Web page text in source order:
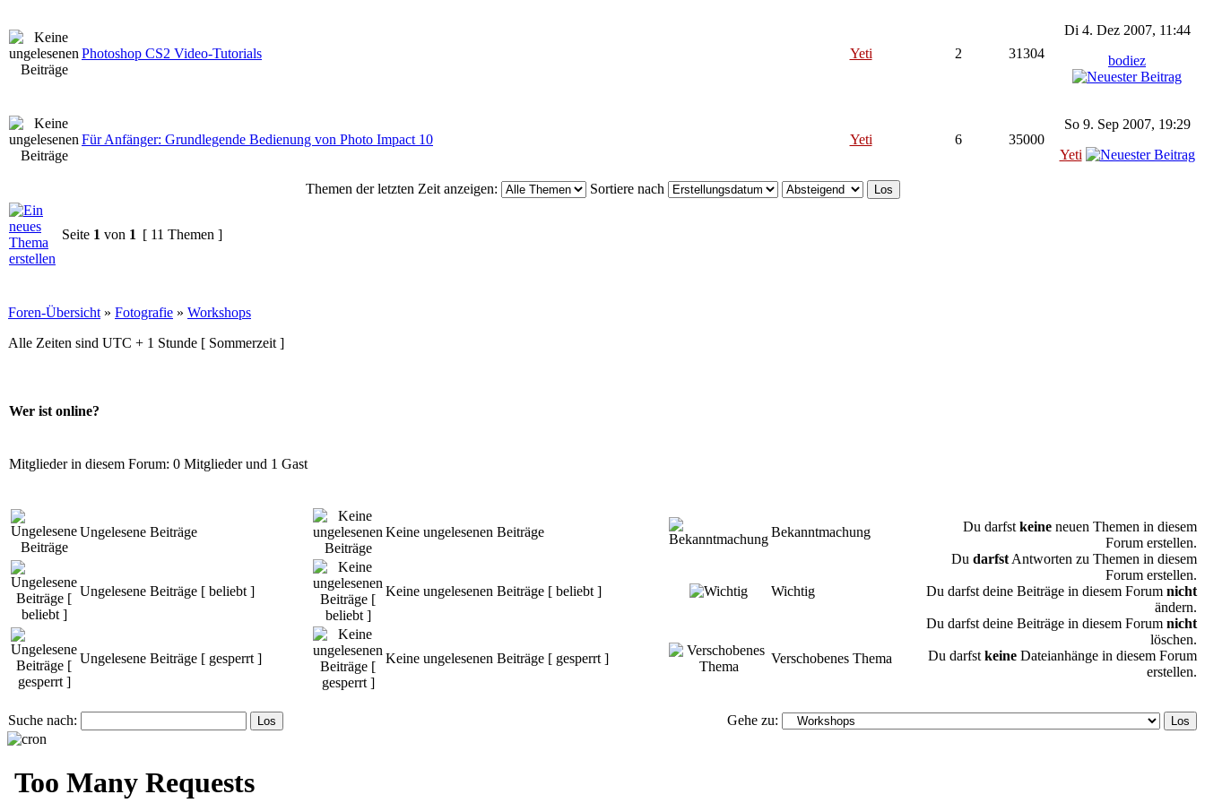
Photoshop CS2 Video-Tutorials Yeti 2 31304
Di 4. Dez 2007, 11:44
bodiez
Für Anfänger: Grundlegende Bedienung von Photo Impact 10 Yeti 6 35000
So 9. Sep 2007, 19:29
Yeti
Themen der letzten Zeit anzeigen: Sortiere nach
Seite 1 von 1 [ 11 Themen ]
Foren-Übersicht » Fotografie » Workshops
Alle Zeiten sind UTC + 1 Stunde [ Sommerzeit ]
Wer ist online?
Mitglieder in diesem Forum: 0 Mitglieder und 1 Gast
Ungelesene Beiträge Keine ungelesenen Beiträge Bekanntmachung
Ungelesene Beiträge [ beliebt ] Keine ungelesenen Beiträge [ beliebt ] Wichtig
Ungelesene Beiträge [ gesperrt ] Keine ungelesenen Beiträge [ gesperrt ] Verschobenes Thema
Du darfst keine neuen Themen in diesem
Forum erstellen.
Du darfst Antworten zu Themen in diesem
Forum erstellen.
Du darfst deine Beiträge in diesem Forum nicht
ändern.
Du darfst deine Beiträge in diesem Forum nicht
löschen.
Du darfst keine Dateianhänge in diesem Forum
erstellen.
Suche nach: Gehe zu: